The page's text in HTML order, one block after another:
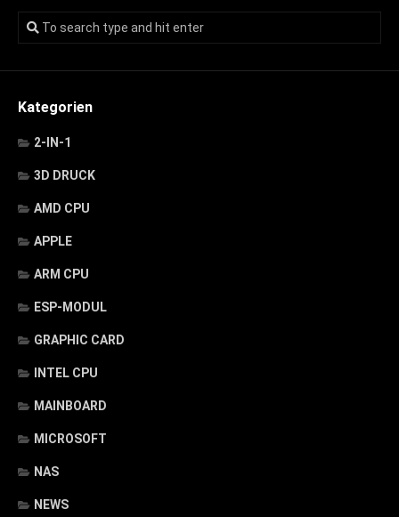
Kategorien
2-IN-1
3D DRUCK
AMD CPU
APPLE
ARM CPU
ESP-MODUL
GRAPHIC CARD
INTEL CPU
MAINBOARD
MICROSOFT
NAS
NEWS